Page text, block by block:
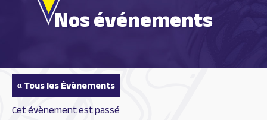
Nos événements
« Tous les Évènements
Cet évènement est passé